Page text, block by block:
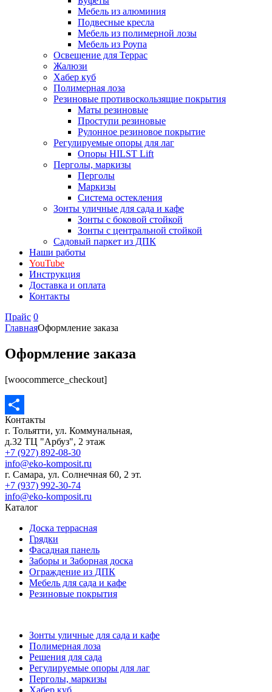
Мебель из алюминия
Подвесные кресла
Мебель из полимерной лозы
Мебель из Роупа
Освещение для Террас
Жалюзи
Хабер куб
Полимерная лоза
Резиновые противоскользящие покрытия
Маты резиновые
Проступи резиновые
Рулонное резиновое покрытие
Регулируемые опоры для лаг
Опоры HILST Lift
Перголы, маркизы
Перголы
Маркизы
Система остекления
Зонты уличные для сада и кафе
Зонты с боковой стойкой
Зонты с центральной стойкой
Садовый паркет из ДПК
Наши работы
YouTube
Инструкция
Доставка и оплата
Контакты
Прайс 0
ГлавнаяОформление заказа
Оформление заказа
[woocommerce_checkout]
Отправить
Контакты
г. Тольятти, ул. Коммунальная,
д.32 ТЦ "Арбуз", 2 этаж
+7 (927) 892-08-30
info@eko-komposit.ru
г. Самара, ул. Солнечная 60, 2 эт.
+7 (937) 992-30-74
info@eko-komposit.ru
Каталог
Доска террасная
Грядки
Фасадная панель
Заборы и Заборная доска
Ограждение из ДПК
Мебель для сада и кафе
Резиновые покрытия
Зонты уличные для сада и кафе
Полимерная лоза
Решения для сада
Регулируемые опоры для лаг
Перголы, маркизы
Хабер куб